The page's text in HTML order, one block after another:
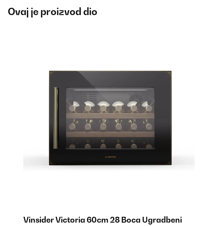
Ovaj je proizvod dio
Vinsider Victoria 60cm 28 Boca Ugradbeni